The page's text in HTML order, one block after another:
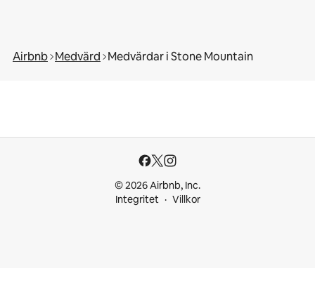
Airbnb Medvärd Medvärdar i Stone Mountain
© 2026 Airbnb, Inc.
Integritet
Villkor